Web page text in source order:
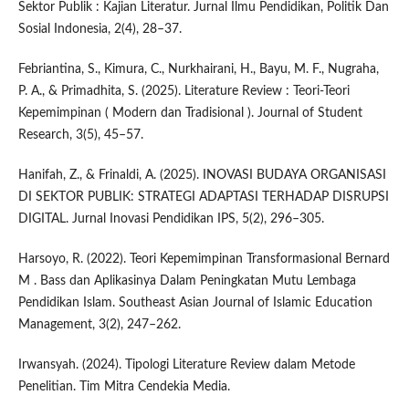
Sektor Publik : Kajian Literatur. Jurnal Ilmu Pendidikan, Politik Dan
Sosial Indonesia, 2(4), 28–37.
Febriantina, S., Kimura, C., Nurkhairani, H., Bayu, M. F., Nugraha,
P. A., & Primadhita, S. (2025). Literature Review : Teori-Teori
Kepemimpinan ( Modern dan Tradisional ). Journal of Student
Research, 3(5), 45–57.
Hanifah, Z., & Frinaldi, A. (2025). INOVASI BUDAYA ORGANISASI
DI SEKTOR PUBLIK: STRATEGI ADAPTASI TERHADAP DISRUPSI
DIGITAL. Jurnal Inovasi Pendidikan IPS, 5(2), 296–305.
Harsoyo, R. (2022). Teori Kepemimpinan Transformasional Bernard
M . Bass dan Aplikasinya Dalam Peningkatan Mutu Lembaga
Pendidikan Islam. Southeast Asian Journal of Islamic Education
Management, 3(2), 247–262.
Irwansyah. (2024). Tipologi Literature Review dalam Metode
Penelitian. Tim Mitra Cendekia Media.